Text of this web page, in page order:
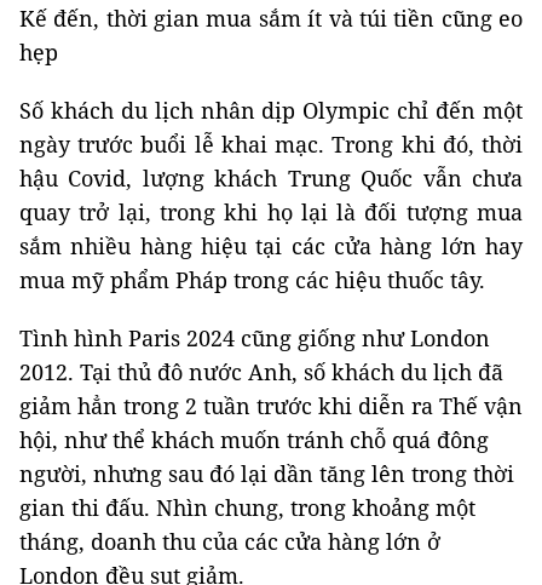
Kế đến, thời gian mua sắm ít và túi tiền cũng eo
hẹp
Số khách du lịch nhân dịp Olympic chỉ đến một
ngày trước buổi lễ khai mạc. Trong khi đó, thời
hậu Covid, lượng khách Trung Quốc vẫn chưa
quay trở lại, trong khi họ lại là đối tượng mua
sắm nhiều hàng hiệu tại các cửa hàng lớn hay
mua mỹ phẩm Pháp trong các hiệu thuốc tây.
Tình hình Paris 2024 cũng giống như London
2012. Tại thủ đô nước Anh, số khách du lịch đã
giảm hẳn trong 2 tuần trước khi diễn ra Thế vận
hội, như thể khách muốn tránh chỗ quá đông
người, nhưng sau đó lại dần tăng lên trong thời
gian thi đấu. Nhìn chung, trong khoảng một
tháng, doanh thu của các cửa hàng lớn ở
London đều sụt giảm.